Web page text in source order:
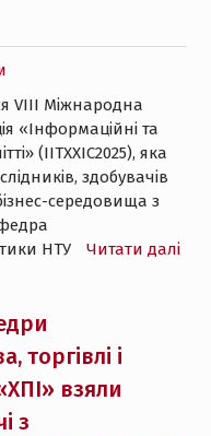
VIII Міжнародна
«Інформаційні та
(IITXXIC2025), яка
здобувачів
середовища з
НТУ
Читати далі
торгівлі і
взяли
з